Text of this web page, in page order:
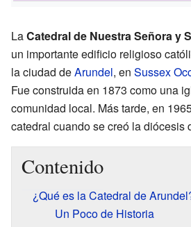
LaCatedral de Nuestra Señora y
un importante edificio religioso
la ciudad deArundel, en Sussex
Fue construida en 1873 como una
comunidad local. Más tarde, en
catedral cuando se creó la diócesis
Contenido
¿Qué es la Catedral de
Un Poco de Historia